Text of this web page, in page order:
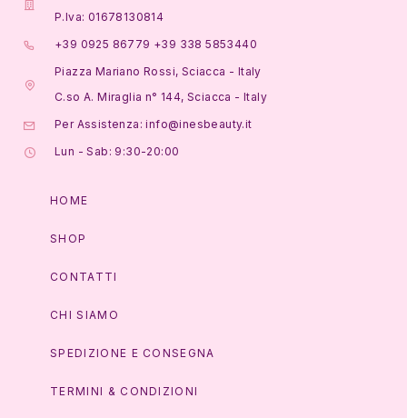
P.Iva: 01678130814
+39 0925 86779 +39 338 5853440
Piazza Mariano Rossi, Sciacca - Italy
C.so A. Miraglia n° 144, Sciacca - Italy
Per Assistenza: info@inesbeauty.it
Lun - Sab: 9:30-20:00
HOME
SHOP
CONTATTI
CHI SIAMO
SPEDIZIONE E CONSEGNA
TERMINI & CONDIZIONI